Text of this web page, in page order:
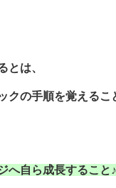
とは、
クの手順を覚えるこ
へ自ら成長すること♪